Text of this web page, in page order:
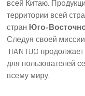
всей Китаю.
территории всей
стран Юго-
Следуя своей
TIANTUO
для пользователей
всему миру.